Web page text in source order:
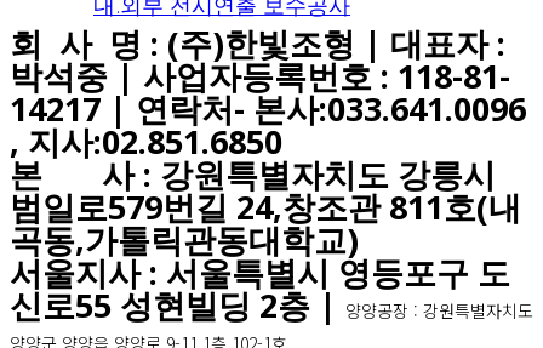
회 사 명 : (주)한빛조형 | 대표자 :
박석중 | 사업자등록번호 : 118-81-
14217 | 연락처- 본사:033.641.0096
, 지사:02.851.6850
본 사 : 강원특별자치도 강릉시
범일로579번길 24,창조관 811호(내
곡동,가톨릭관동대학교)
서울지사 : 서울특별시 영등포구 도
신로55 성현빌딩 2층 |
양양공장 : 강원특별자치도
양양군 양양읍 양양로 9-11,1층 102-1호